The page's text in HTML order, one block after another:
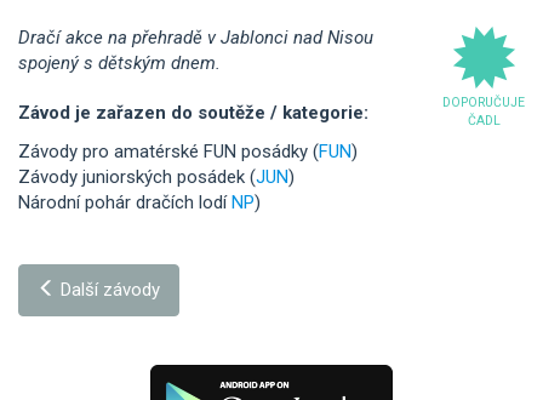
DOPORUČUJE
ČADL
Dračí akce na přehradě v Jablonci nad Nisou
spojený s dětským dnem.
Závod je zařazen do soutěže / kategorie:
Závody pro amatérské FUN posádky (FUN)
Závody juniorských posádek (JUN)
Národní pohár dračích lodíNP)
Další závody